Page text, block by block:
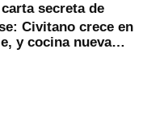
carta secreta de
Civitano crece en
y cocina nueva